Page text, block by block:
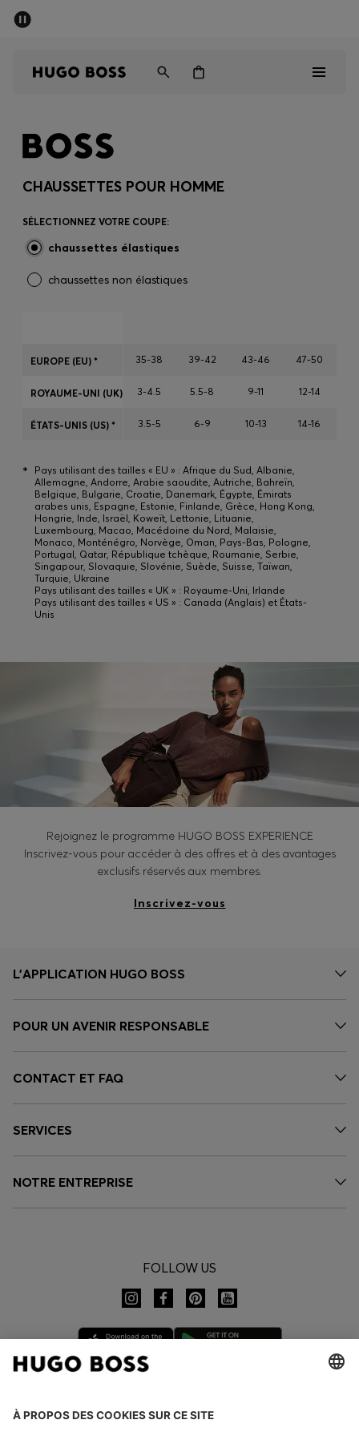
Homme
Cadeaux
Favoris (Articles)
FAQ et aide
Magasins
Langue ( CH CHF)
CHAUSSETTES POUR HOMME
SÉLECTIONNEZ VOTRE COUPE:
chaussettes élastiques
chaussettes non élastiques
35-38 39-42 43-46 47-50
3-4.5 5.5-8 9-11 12-14
3.5-5 6-9 10-13 14-16
EUROPE (EU) *
ROYAUME-UNI (UK) *
ÉTATS-UNIS (US) *
*
Pays utilisant des tailles « EU » : Afrique du Sud, Albanie,
Allemagne, Andorre, Arabie saoudite, Autriche, Bahreïn,
Belgique, Bulgarie, Croatie, Danemark, Égypte, Émirats
arabes unis, Espagne, Estonie, Finlande, Grèce, Hong Kong,
Hongrie, Inde, Israël, Koweït, Lettonie, Lituanie,
Luxembourg, Macao, Macédoine du Nord, Malaisie,
Monaco, Monténégro, Norvège, Oman, Pays-Bas, Pologne,
Portugal, Qatar, République tchèque, Roumanie, Serbie,
Singapour, Slovaquie, Slovénie, Suède, Suisse, Taïwan,
Turquie, Ukraine
Pays utilisant des tailles « UK » : Royaume-Uni, Irlande
Pays utilisant des tailles « US » : Canada (Anglais) et États-
Unis
Rejoignez le programme HUGO BOSS EXPERIENCE
Inscrivez-vous pour accéder à des offres et à des avantages
exclusifs réservés aux membres.
Inscrivez-vous
L’APPLICATION HUGO BOSS
POUR UN AVENIR RESPONSABLE
CONTACT ET FAQ
SERVICES
NOTRE ENTREPRISE
FOLLOW US